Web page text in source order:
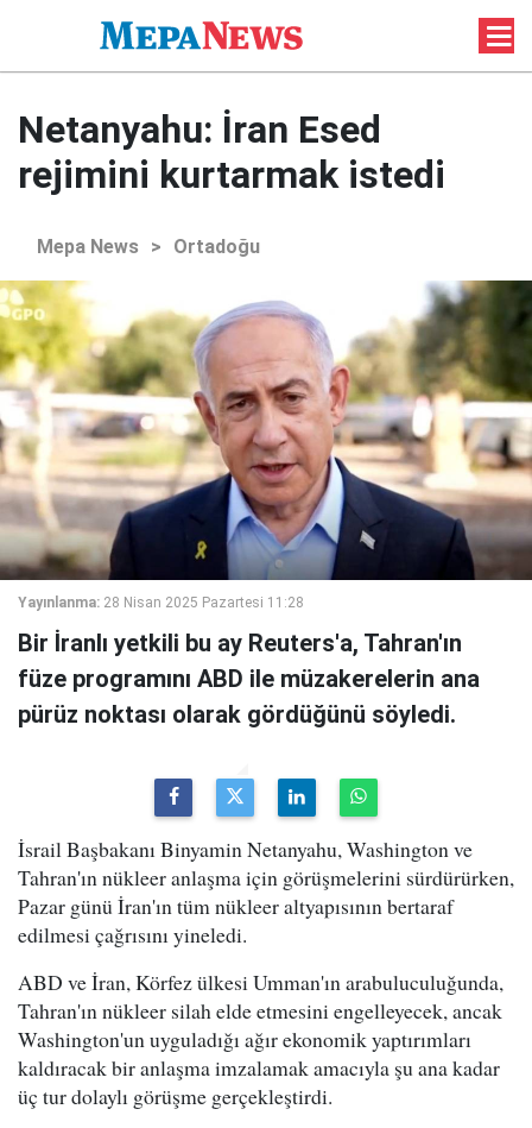
Netanyahu: İran Esed
rejimini kurtarmak istedi
Mepa News > Ortadoğu
Yayınlanma: 28 Nisan 2025 Pazartesi 11:28
Bir İranlı yetkili bu ay Reuters'a, Tahran'ın
füze programını ABD ile müzakerelerin ana
pürüz noktası olarak gördüğünü söyledi.
İsrail Başbakanı Binyamin Netanyahu, Washington ve
Tahran'ın nükleer anlaşma için görüşmelerini sürdürürken,
Pazar günü İran'ın tüm nükleer altyapısının bertaraf
edilmesi çağrısını yineledi.
ABD ve İran, Körfez ülkesi Umman'ın arabuluculuğunda,
Tahran'ın nükleer silah elde etmesini engelleyecek, ancak
Washington'un uyguladığı ağır ekonomik yaptırımları
kaldıracak bir anlaşma imzalamak amacıyla şu ana kadar
üç tur dolaylı görüşme gerçekleştirdi.